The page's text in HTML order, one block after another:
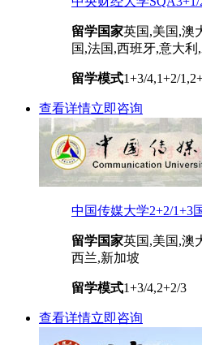
留学国家英国,美国,澳
国,法国,西班牙,意大
留学模式1+3/4,1+2/
查看详情立即咨询
中国传媒大学2+2/1+3
留学国家英国,美国,澳
西兰,新加坡
留学模式1+3/4,2+2/3
查看详情立即咨询